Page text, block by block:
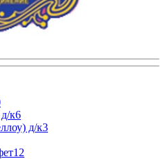
к6
д/к3
12